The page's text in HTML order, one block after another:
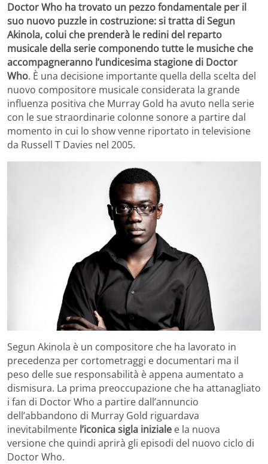
Doctor Who ha trovato un pezzo fondamentale per il
suo nuovo puzzle in costruzione: si tratta di Segun
Akinola, colui che prenderà le redini del reparto
musicale della serie componendo tutte le musiche che
accompagneranno l’undicesima stagione di Doctor
Who. È una decisione importante quella della scelta del
nuovo compositore musicale considerata la grande
influenza positiva che Murray Gold ha avuto nella serie
con le sue straordinarie colonne sonore a partire dal
momento in cui lo show venne riportato in televisione
da Russell T Davies nel 2005.
Segun Akinola è un compositore che ha lavorato in
precedenza per cortometraggi e documentari ma il
peso delle sue responsabilità è appena aumentato a
dismisura. La prima preoccupazione che ha attanagliato
i fan di Doctor Who a partire dall’annuncio
dell’abbandono di Murray Gold riguardava
inevitabilmente l’iconica sigla iniziale e la nuova
versione che quindi aprirà gli episodi del nuovo ciclo di
Doctor Who.